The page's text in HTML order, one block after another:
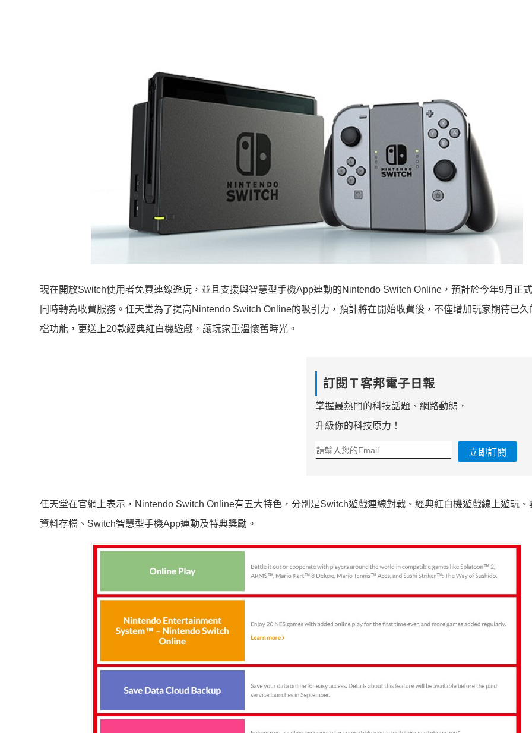
現在開放Switch使用者免費連線遊玩，並且支援與智慧型手機App連動的Nintendo Switch Online，預計於今年9月正
同時轉為收費服務。任天堂為了提高Nintendo Switch Online的吸引力，預計將在開始收費後，不僅增加玩家期待已久
檔功能，更送上20款經典紅白機遊戲，讓玩家重溫懷舊時光。
訂閱Ｔ客邦電子日報
掌握最熱門的科技話題、網路動態，
升級你的科技原力！
立即訂閱
任天堂在官網上表示，Nintendo Switch Online有五大特色，分別是Switch遊戲連線對戰、經典紅白機遊戲線上遊玩、
資料存檔、Switch智慧型手機App連動及特典獎勵。